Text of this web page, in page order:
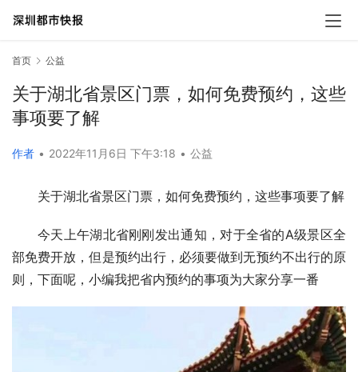
首页 公益
关于湖北省景区门票，如何免费预约，这些
事项要了解
作者 • 2022年11月6日 下午3:18 • 公益
关于湖北省景区门票，如何免费预约，这些事项要了解
今天上午湖北省刚刚发出通知，对于全省的A级景区全
部免费开放，但是预约出行，必须要做到无预约不出行的原
则，下面呢，小编我把省内预约的事项为大家分享一番